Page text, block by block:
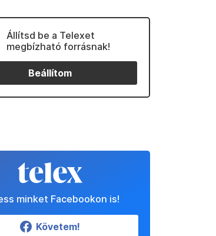
Állítsd be a Telexet
megbízható forrásnak!
Beállítom
minket Facebookon is!
Követem!